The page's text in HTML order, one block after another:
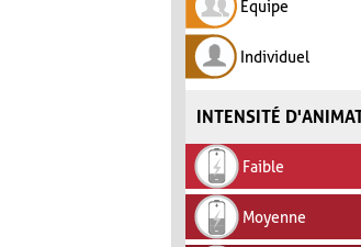
Équipe
Individuel
INTENSITÉ
Faible
Moyenne